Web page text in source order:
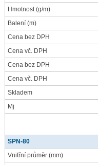
Hmotnost(g/m)
Balení (m)
Cena bez DPH
Cena vč. DPH
Cena bez DPH
Cena vč. DPH
Skladem
Mj
SPN-80
Vnitřní průměr (mm)